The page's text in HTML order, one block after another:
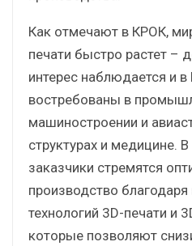
Как отмечают в КРОК,
печати быстро растет –
интерес наблюдается и
востребованы в
машиностроении и
структурах и медицине.
заказчики стремятся
производство
технологий 3D-печати и
которые позволяют